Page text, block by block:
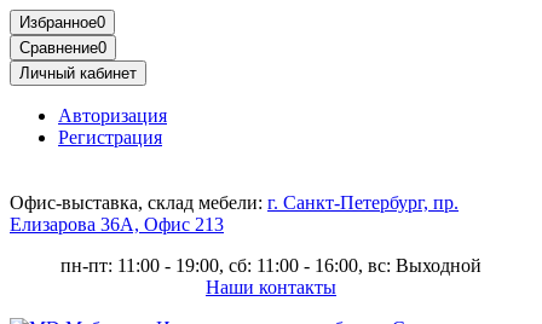
Избранное0
Сравнение0
Личный кабинет
Авторизация
Регистрация
Офис-выставка, склад мебели: г. Санкт-Петербург, пр.
Елизарова 36А, Офис 213
пн-пт: 11:00 - 19:00, сб: 11:00 - 16:00, вс: Выходной
Наши контакты